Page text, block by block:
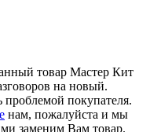
товар Мастер Кит
на новый.
покупателя.
нам, пожалуйста и мы
заменим Вам товар.